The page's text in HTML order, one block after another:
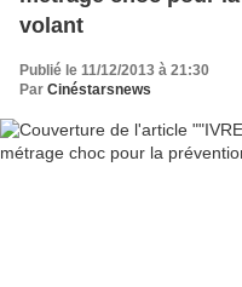
volant
Publié le 11/12/2013 à 21:30
Par Cinéstarsnews